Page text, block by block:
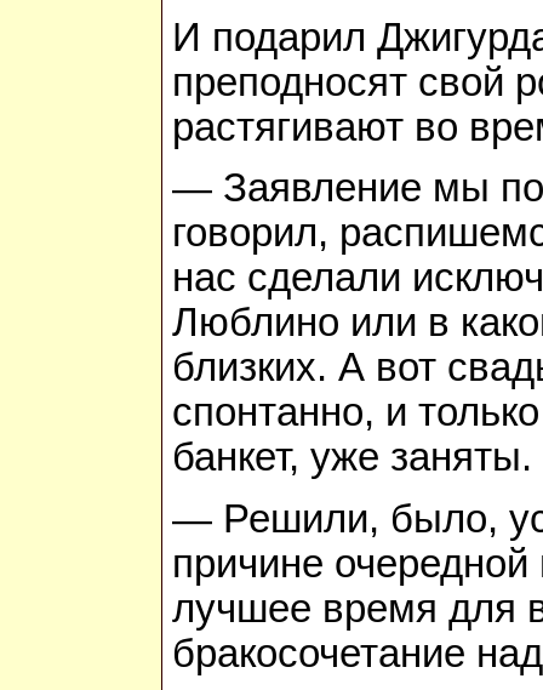
И подарил
преподносят свой
растягивают во
— Заявление мы
говорил,
нас сделали
Люблино или в
близких. А вот
спонтанно, и
банкет, уже заняты.
— Решили, было,
причине
лучшее время для
бракосочетание